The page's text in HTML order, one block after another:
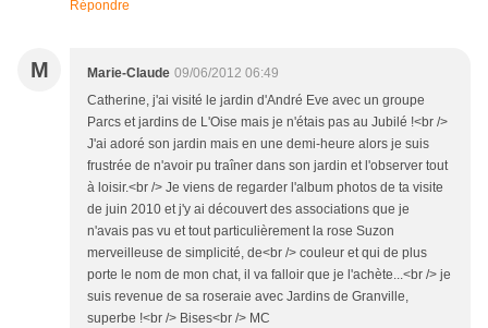
Répondre
M Marie-Claude 09/06/2012 06:49
Catherine, j'ai visité le jardin d'André Eve avec un groupe
Parcs et jardins de L'Oise mais je n'étais pas au Jubilé !<br />
J'ai adoré son jardin mais en une demi-heure alors je suis
frustrée de n'avoir pu traîner dans son jardin et l'observer tout
à loisir.<br /> Je viens de regarder l'album photos de ta visite
de juin 2010 et j'y ai découvert des associations que je
n'avais pas vu et tout particulièrement la rose Suzon
merveilleuse de simplicité, de<br /> couleur et qui de plus
porte le nom de mon chat, il va falloir que je l'achète...<br /> je
suis revenue de sa roseraie avec Jardins de Granville,
superbe !<br /> Bises<br /> MC